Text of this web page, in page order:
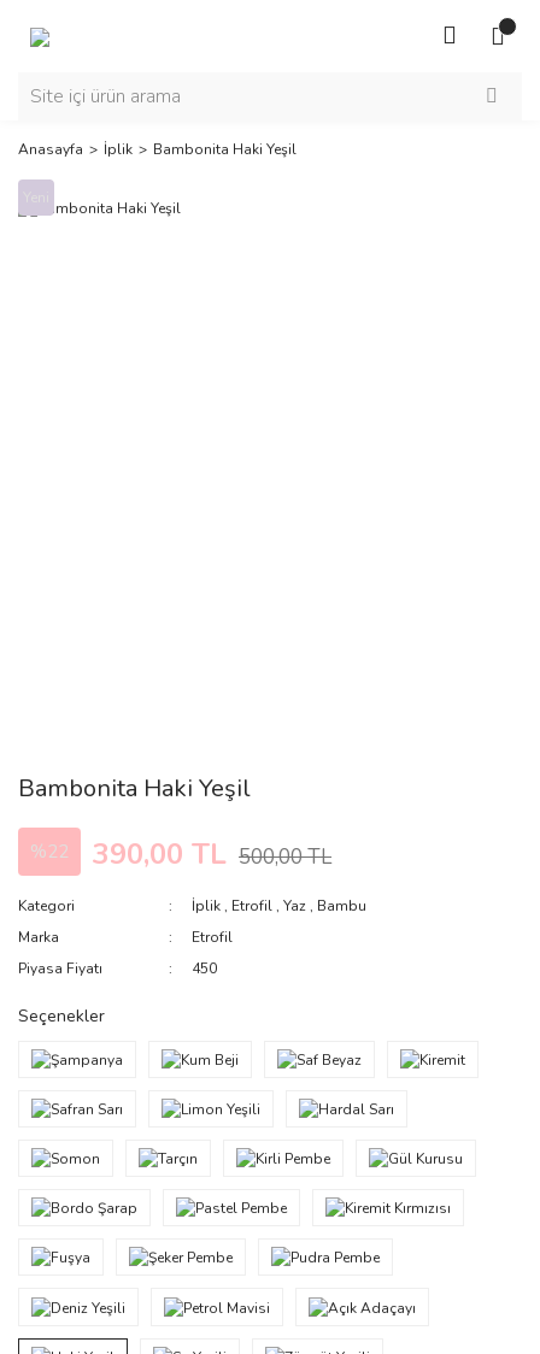
Anasayfa İplik Bambonita Haki Yeşil
Bambonita Haki Yeşil
%22 390,00 TL 500,00 TL
Kategori İplik , Etrofil,Yaz , Bambu
Marka
Etrofil
Piyasa Fiyatı
450
Seçenekler